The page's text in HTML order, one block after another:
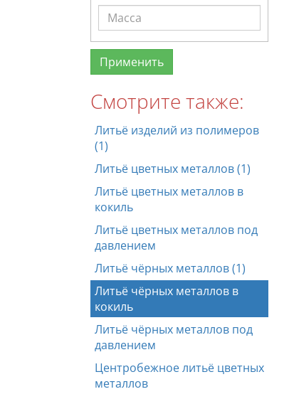
Смотрите также:
Литьё изделий из полимеров
(1)
Литьё цветных металлов (1)
Литьё цветных металлов в
кокиль
Литьё цветных металлов под
давлением
Литьё чёрных металлов (1)
Литьё чёрных металлов в
кокиль
Литьё чёрных металлов под
давлением
Центробежное литьё цветных
металлов